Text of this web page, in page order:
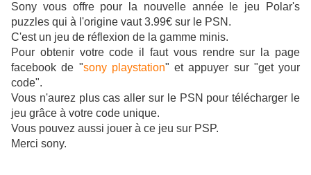
Sony vous offre pour la nouvelle année le jeu Polar's
puzzles qui à l'origine vaut 3.99€ sur le PSN.
C'est un jeu de réflexion de la gamme minis.
Pour obtenir votre code il faut vous rendre sur la page
facebook de "sony playstation" et appuyer sur "get your
code".
Vous n'aurez plus cas aller sur le PSN pour télécharger le
jeu grâce à votre code unique.
Vous pouvez aussi jouer à ce jeu sur PSP.
Merci sony.